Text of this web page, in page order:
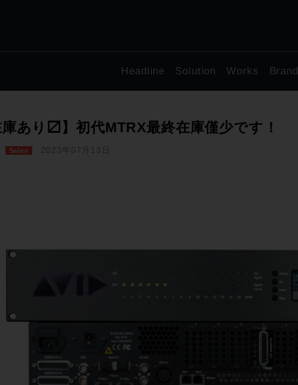
Headline Solution Works Brand
あり〼】初代MTRX最終在庫僅少です！
Sales 2023年07月13日